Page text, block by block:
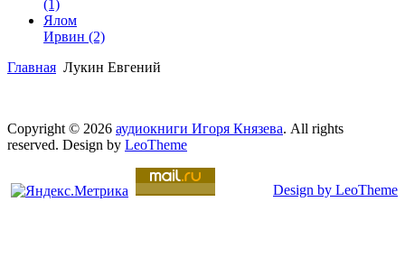
(1)
Ялом
Ирвин (2)
Главная Лукин Евгений
Copyright © 2026 аудиокниги Игоря Князева. All rights
reserved. Design by LeoTheme
Design by LeoTheme